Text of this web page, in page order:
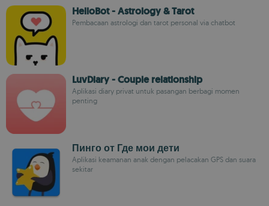
HelloBot - Astrology & Tarot
Pembacaan astrologi dan tarot personal via chatbot
LuvDiary - Couple relationship
Aplikasi diary privat untuk pasangan berbagi momen
penting
Пинго от Где мои дети
Aplikasi keamanan anak dengan pelacakan GPS dan suara
sekitar